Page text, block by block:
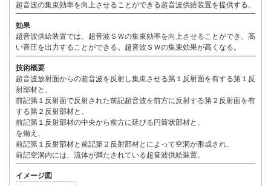
超音波の集束効率を向上させることができる超音波供給装置を提供する。
効果
超音波供給装置では、超音波ＳＷの集束効率を向上させることができ、高
い音圧を出力することができる。超音波ＳＷの集束効果が高くなる。
技術概要
超音波放射面からの超音波を反射し集束させる第１反射面を有する第１反
射部材と、
前記第１反射面で反射された前記超音波を前方に反射する第２反射面を有
する第２反射部材と、
前記第１反射部材の中央から前方に延びる円筒状部材と、
を備え、
前記第１反射部材と前記第２反射部材とによって空洞が形成され、
前記空洞内には、流体が満たされている超音波供給装置。
イメージ図